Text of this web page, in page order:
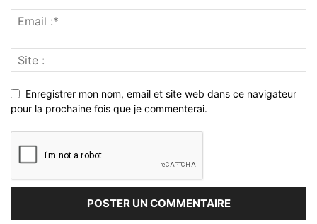
Enregistrer mon nom, email et site web dans ce navigateur
pour la prochaine fois que je commenterai.